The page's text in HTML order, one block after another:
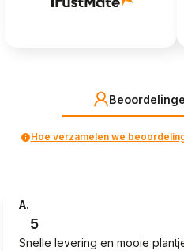
Hoe verzamelen we
A.
5
Snelle levering en mooie